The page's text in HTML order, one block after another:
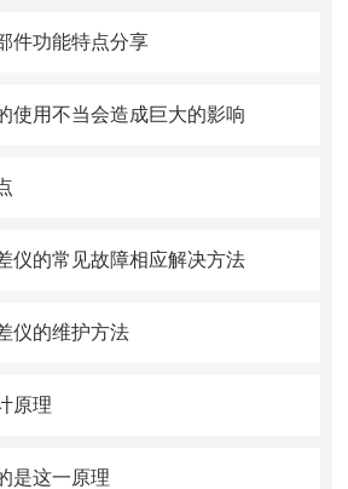
件功能特点分享
使用不当会造成巨大的影响
仪的常见故障相应解决方法
仪的维护方法
原理
是这一原理